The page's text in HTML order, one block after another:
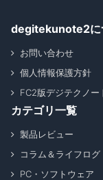
degitekunote2に
お問い合わせ
個人情報保護方針
FC2版デジテクノー
カテゴリ一覧
製品レビュー
コラム＆ライフログ
PC・ソフトウェア